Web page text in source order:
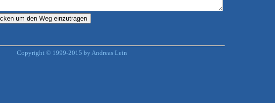
Copyright © 1999-2015 by Andreas Lein